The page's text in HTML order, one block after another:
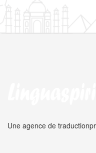
Une agence de traduction